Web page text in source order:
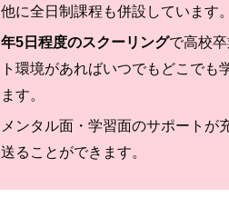
他に全日制課程も併設しています。
年5日程度のスクーリングで高校
ト環境があればいつでもどこでも
ます。
メンタル面・学習面のサポートが
送ることができます。